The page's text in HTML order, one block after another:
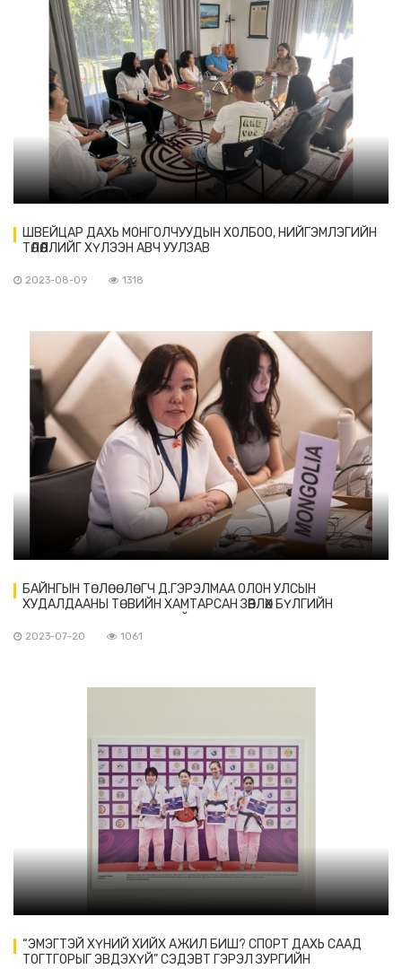
ШВЕЙЦАР ДАХЬ МОНГОЛЧУУДЫН ХОЛБОО, НИЙГЭМЛЭГИЙН
ТӨЛӨӨЛЛИЙГ ХҮЛЭЭН АВЧ УУЛЗАВ
2023-08-09 1318
БАЙНГЫН ТѲЛѲѲЛѲГЧ Д.ГЭРЭЛМАА ОЛОН УЛСЫН
ХУДАЛДААНЫ ТѲВИЙН ХАМТАРСАН ЗӨВЛӨХ БҮЛГИЙН
2023-07-20 1061
“ЭМЭГТЭЙ ХҮНИЙ ХИЙХ АЖИЛ БИШ? СПОРТ ДАХЬ СААД
ТОГТГОРЫГ ЭВДЭХҮЙ” СЭДЭВТ ГЭРЭЛ ЗУРГИЙН